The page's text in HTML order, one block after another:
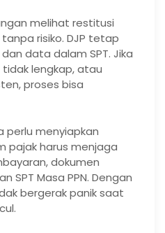
melihat restitusi
risiko. DJP tetap
data dalam SPT. Jika
lengkap, atau
proses bisa
perlu menyiapkan
pajak harus menjaga
dokumen
SPT Masa PPN. Dengan
bergerak panik saat